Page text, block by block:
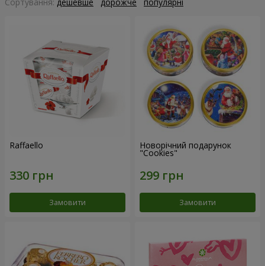
Raffaello
Замовити
Новорічний подарунок
"Cookies"
Замовити